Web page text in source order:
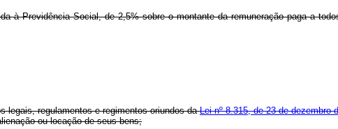
à Previdência Social, de 2,5% sobre o montante da remuneração paga a
legais, regulamentos e regimentos oriundos daLei nº 8.315, de 23 de dezembro
ou locação de seus bens;